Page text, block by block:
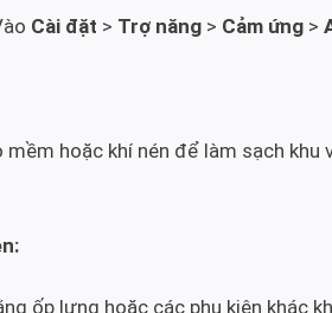
Cài đặt > Trợ năng > Cảm ứng >
mềm hoặc khí nén để làm sạch
ốp lưng hoặc các phụ kiện khác